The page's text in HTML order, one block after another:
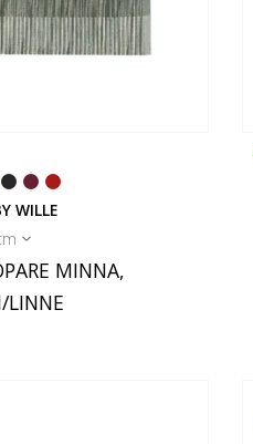
WILLE
MINNA,
LINNE